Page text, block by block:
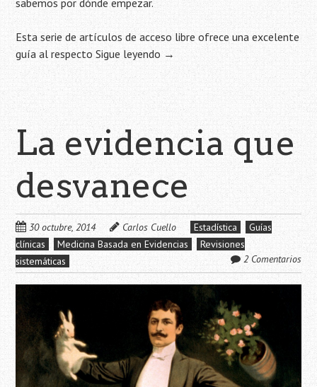
sabemos por dónde empezar.
Esta serie de artículos de acceso libre ofrece una excelente
guía al respectoSigue leyendo →
La evidencia que
desvanece
30 octubre, 2014 Carlos Cuello Estadística
Guías
clínicas
Medicina Basada en Evidencias
Revisiones
sistemáticas
2 Comentarios